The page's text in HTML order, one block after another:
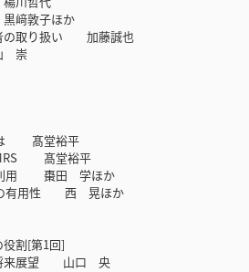
﨑敦子ほか
の取り扱い 加藤誠也
崇
は 髙堂裕平
MRS 髙堂裕平
利用 棗田 学ほか
の有用性 西 晃ほか
役割[第1回]
将来展望 山口 央